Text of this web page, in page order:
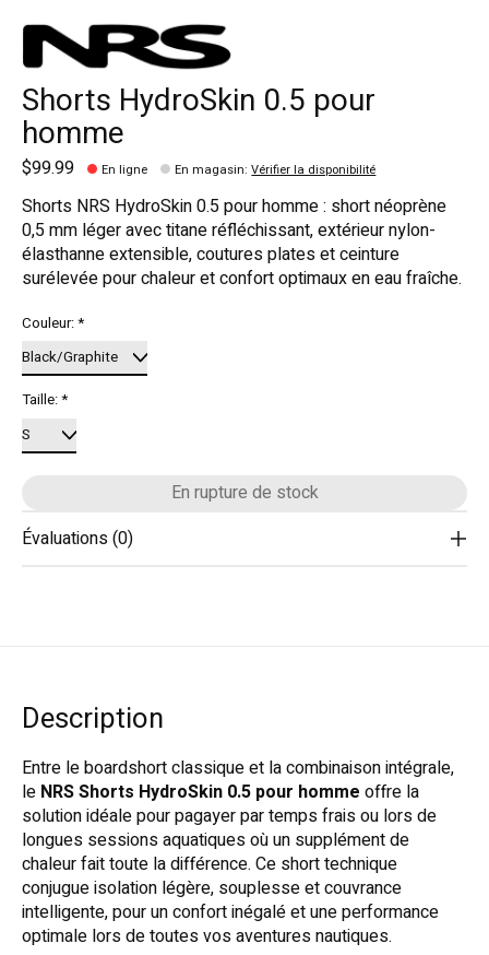
Shorts HydroSkin 0.5 pour
homme
$99.99 En ligne En magasin:Vérifier la disponibilité
Shorts NRS HydroSkin 0.5 pour homme : short néoprène
0,5 mm léger avec titane réfléchissant, extérieur nylon-
élasthanne extensible, coutures plates et ceinture
surélevée pour chaleur et confort optimaux en eau fraîche.
Couleur:*
Taille:*
En rupture de stock
Évaluations (0)
Description
Entre le boardshort classique et la combinaison intégrale,
le NRS Shorts HydroSkin 0.5 pour homme offre la
solution idéale pour pagayer par temps frais ou lors de
longues sessions aquatiques où un supplément de
chaleur fait toute la différence. Ce short technique
conjugue isolation légère, souplesse et couvrance
intelligente, pour un confort inégalé et une performance
optimale lors de toutes vos aventures nautiques.